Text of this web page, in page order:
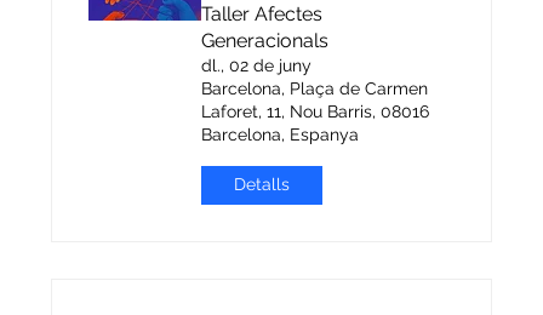
Taller Afectes
Generacionals
dl., 02 de juny
Barcelona, Plaça de Carmen
Laforet, 11, Nou Barris, 08016
Barcelona, Espanya
Detalls